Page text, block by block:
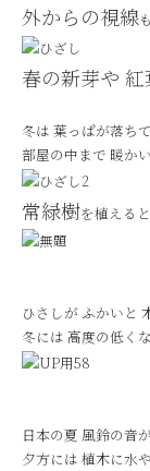
外からの視線
春の新芽や
冬は 葉っぱが落ち
部屋の中まで 暖かい
常緑樹を植えると
ひさしが ふかいと
冬には 高度の低く
日本の夏 風鈴の音
夕方には 植木に水